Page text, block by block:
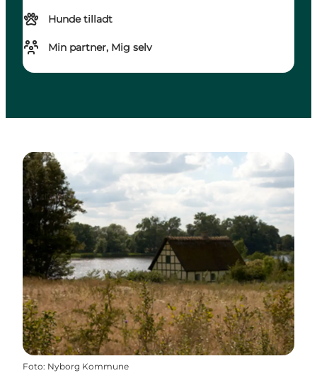
Hunde tilladt
Min partner, Mig selv
Foto: Nyborg Kommune